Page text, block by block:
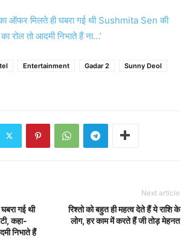
का ऑफर मिलते ही घबरा गई थी Sushmita Sen की
रोल तो आदमी निभाते हैं ना…’
Entertainment Gadar 2
Sunny Deol
गई थी
कहा-
निभाते हैं
Next article
रिश्तो को बहुत ही महत्व देते हैं ये राशि के
लोग, हर काम में करते हैं जी तोड़ मेहनत